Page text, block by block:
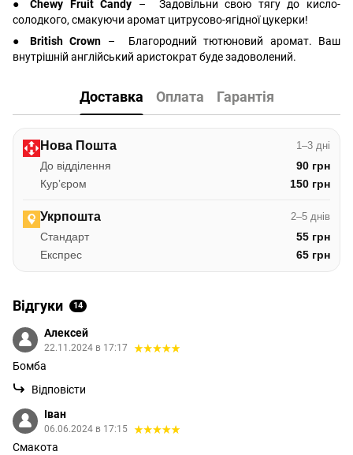
● Chewy Fruit Candy – Задовільни свою тягу до кисло-
солодкого, смакуючи аромат цитрусово-ягідної цукерки!
● British Crown – Благородний тютюновий аромат. Ваш
внутрішній англійський аристократ буде задоволений.
Доставка Оплата Гарантія
Нова Пошта 1–3 дні
До відділення
90 грн
Курʼєром
150 грн
Укрпошта 2–5 днів
Стандарт
55 грн
Експрес
65 грн
Відгуки 14
Алексей
22.11.2024 в 17:17
Бомба
Відповісти
Іван
06.06.2024 в 17:15
Смакота